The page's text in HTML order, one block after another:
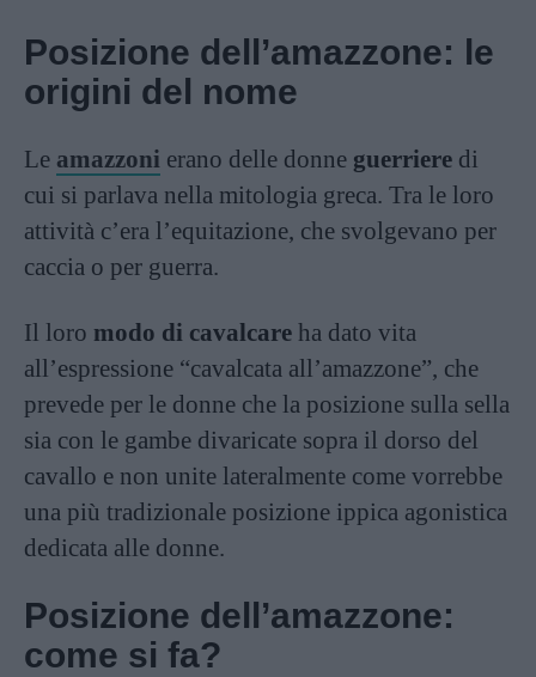
Posizione dell’amazzone: le
origini del nome
Le amazzoni erano delle donne guerriere di
cui si parlava nella mitologia greca. Tra le loro
attività c’era l’equitazione, che svolgevano per
caccia o per guerra.
Il loro modo di cavalcare ha dato vita
all’espressione “cavalcata all’amazzone”, che
prevede per le donne che la posizione sulla sella
sia con le gambe divaricate sopra il dorso del
cavallo e non unite lateralmente come vorrebbe
una più tradizionale posizione ippica agonistica
dedicata alle donne.
Posizione dell’amazzone:
come si fa?